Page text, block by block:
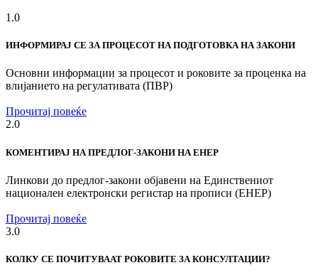
1.0
ИНФОРМИРАЈ СЕ ЗА ПРОЦЕСОТ НА ПОДГОТОВКА НА ЗАКОНИ
Основни информации за процесот и роковите за проценка на
влијанието на регулативата (ПВР)
Прочитај повеќе
2.0
КОМЕНТИРАЈ НА ПРЕДЛОГ-ЗАКОНИ НА ЕНЕР
Линкови до предлог-закони објавени на Единствениот
национален електронски регистар на прописи (ЕНЕР)
Прочитај повеќе
3.0
КОЛКУ СЕ ПОЧИТУВААТ РОКОВИТЕ ЗА КОНСУЛТАЦИИ?